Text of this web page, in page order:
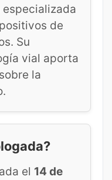
especializada
de
Su
vial aporta
la
el 14 de